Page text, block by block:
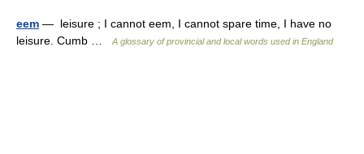
eem — leisure ; I cannot eem, I cannot spare time, I have no
leisure. Cumb …
A glossary of provincial and local words used in England